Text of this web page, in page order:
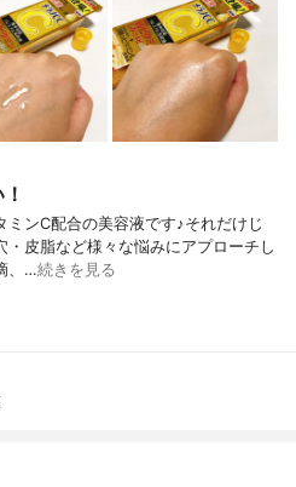
ンC配合の美容液です♪それだけじ
・皮脂など様々な悩みにアプローチし
、…続きを見る